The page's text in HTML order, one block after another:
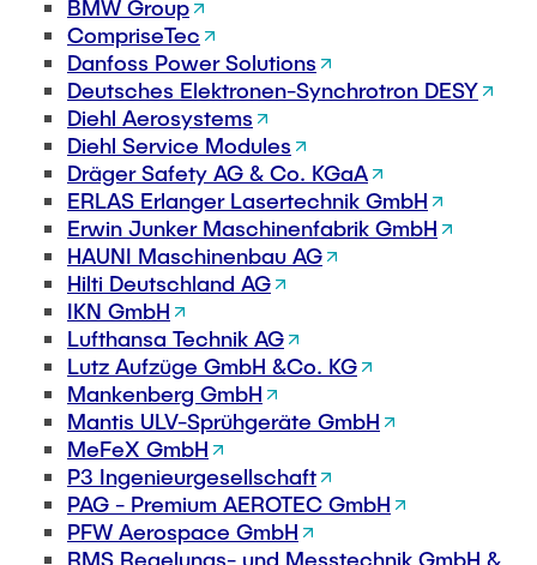
Partner
Kontakt
Anwendungsfelder
Luftfahrt
Maschinen- und Anlagenbau
Medizintechnik
Internationale Kooperationen
Abgeschlossene Projekte
LEHRE
Bachelor
Übersicht Konstruktionslehre
Grundlagen der KL
KL Gestalten
Vertiefte KL
Großes Konstruktionsprojekt
Digitale Produktentwicklung und Leichtbau
Master
Fluidtechnik
Methoden der Produktentwicklung
Leichtbaupraktikum
Fachlabor
NTA-Forschungskommunikation
VERANSTALTUNGEN
Wissenschaftl. Veranstaltungen
26th International Conference on Engineering Design
(ICED27)
36. DfX-Symposium 2025
PAD International Summer School
BMW Group
CompriseTec
Danfoss Power Solutions
Deutsches Elektronen-Synchrotron DESY
Diehl Aerosystems
Diehl Service Modules
Dräger Safety AG & Co. KGaA
ERLAS Erlanger Lasertechnik GmbH
Erwin Junker Maschinenfabrik GmbH
HAUNI Maschinenbau AG
Hilti Deutschland AG
IKN GmbH
Lufthansa Technik AG
Lutz Aufzüge GmbH &Co. KG
Mankenberg GmbH
Mantis ULV-Sprühgeräte GmbH
MeFeX GmbH
P3 Ingenieurgesellschaft
PAG - Premium AEROTEC GmbH
PFW Aerospace GmbH
RMS Regelungs- und Messtechnik GmbH &